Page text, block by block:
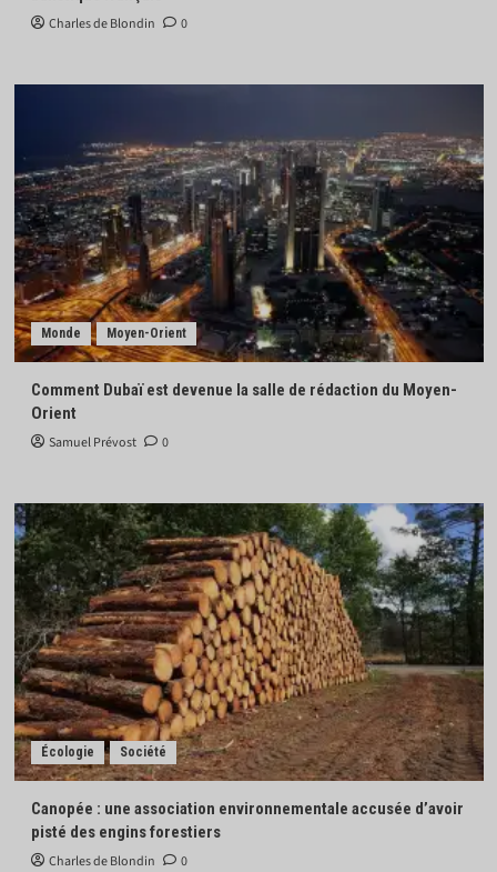
Charles de Blondin 0
Monde Moyen-Orient
Comment Dubaï est devenue la salle de rédaction du Moyen-
Orient
Samuel Prévost 0
Écologie Société
Canopée : une association environnementale accusée d’avoir
pisté des engins forestiers
Charles de Blondin 0